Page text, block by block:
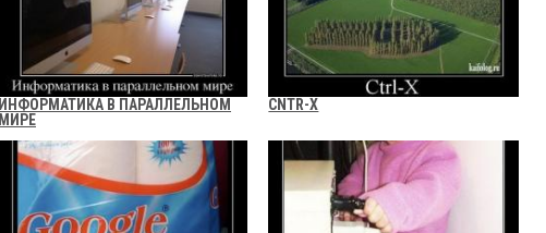
ИНФОРМАТИКА В ПАРАЛЛЕЛЬНОМ
МИРЕ
CNTR-X